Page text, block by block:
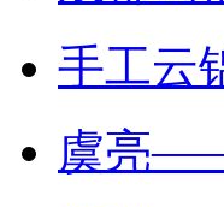
手工云
虞亮